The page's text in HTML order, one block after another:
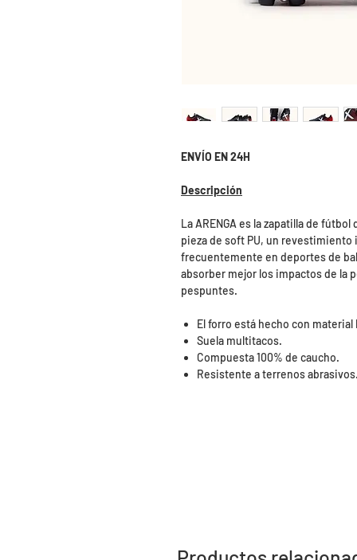
ENVÍO EN 24H
Descripción
La ARENGA es la zapatilla de
pieza de soft PU, un
frecuentemente en deportes de
absorber mejor los impactos de la
pespuntes.
El forro está hecho con
Suela multitacos.
Compuesta 100% de caucho.
Resistente a terrenos